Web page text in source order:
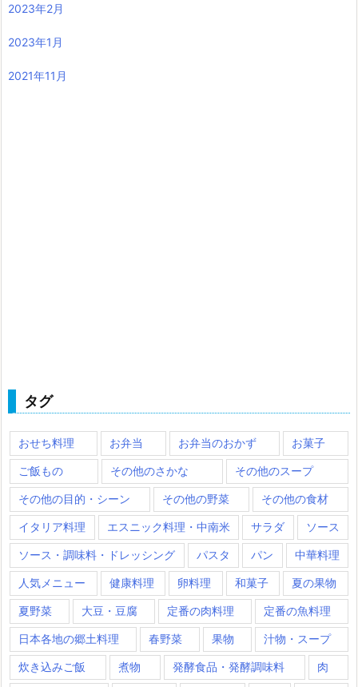
2023年2月
2023年1月
2021年11月
タグ
おせち料理 お弁当 お弁当のおかず お菓子
ご飯もの その他のさかな その他のスープ
その他の目的・シーン その他の野菜 その他の食材
イタリア料理 エスニック料理・中南米 サラダ ソース
ソース・調味料・ドレッシング パスタ パン 中華料理
人気メニュー 健康料理 卵料理 和菓子 夏の果物
夏野菜 大豆・豆腐 定番の肉料理 定番の魚料理
日本各地の郷土料理 春野菜 果物 汁物・スープ
炊き込みご飯 煮物 発酵食品・発酵調味料 肉